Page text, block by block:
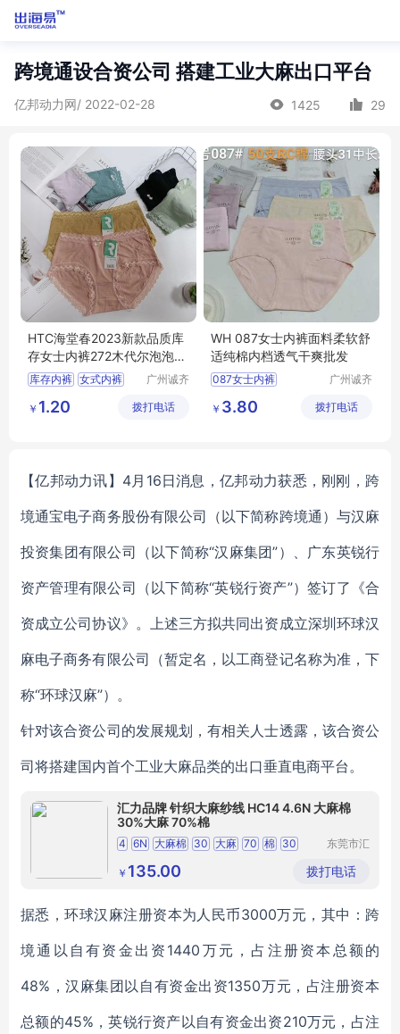
跨境通设合资公司 搭建工业大麻出口平台
亿邦动力网/ 2022-02-28 1425 29
HTC海堂春2023新款品质库
存女士内裤272木代尔泡泡棉
尾货女式内裤
库存内裤 女式内裤
尾货女内裤
广州诚齐
公司
￥ 1.20 拨打电话
WH 087女士内裤面料柔软舒
适纯棉内档透气干爽批发
087女士内裤
广州诚齐
公司
￥ 3.80 拨打电话
【亿邦动力讯】4月16日消息，亿邦动力获悉，刚刚，跨
境通宝电子商务股份有限公司（以下简称跨境通）与汉麻
投资集团有限公司（以下简称“汉麻集团”）、广东英锐行
资产管理有限公司（以下简称“英锐行资产”）签订了《合
资成立公司协议》。上述三方拟共同出资成立深圳环球汉
麻电子商务有限公司（暂定名，以工商登记名称为准，下
称“环球汉麻”）。
针对该合资公司的发展规划，有相关人士透露，该合资公
司将搭建国内首个工业大麻品类的出口垂直电商平台。
汇力品牌 针织大麻纱线 HC14 4.6N 大麻棉
30%大麻 70%棉
4 6N 大麻棉 30 大麻 70 棉 30
大麻棉混纺纱线
东莞市汇
技有限公
司
￥ 135.00 拨打电话
据悉，环球汉麻注册资本为人民币3000万元，其中：跨
境通以自有资金出资1440万元，占注册资本总额的
48%，汉麻集团以自有资金出资1350万元，占注册资本
总额的45%，英锐行资产以自有资金出资210万元，占注